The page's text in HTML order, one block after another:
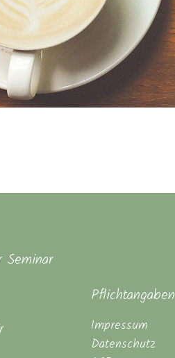
Pflichtangaben
Impressum
Datenschutz